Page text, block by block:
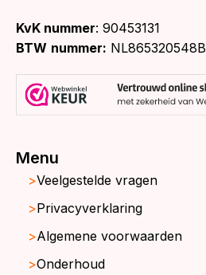
KvK nummer: 90453131
BTW nummer:
Menu
Veelgestelde vragen
Privacyverklaring
Algemene voorwaarden
Onderhoud